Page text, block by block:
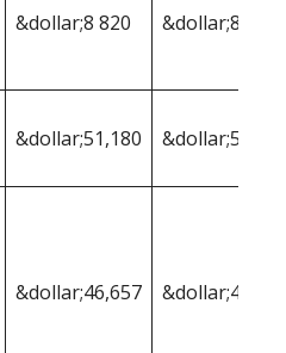
&dollar;8 820 &dollar;8,725
&dollar;51,180 &dollar;51
&dollar;46,657